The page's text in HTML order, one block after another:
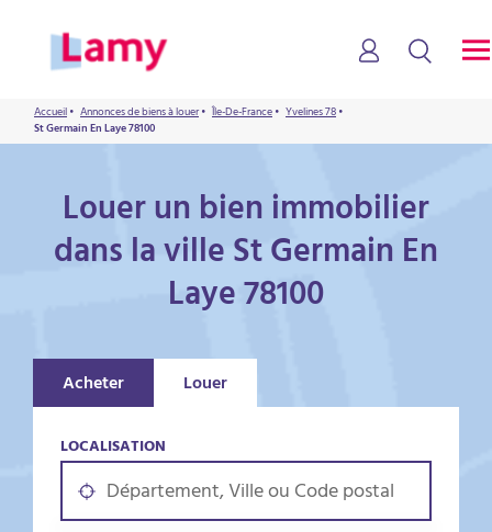
Accueil• Annonces de biens à louer• Île-De-France• Yvelines 78•
St Germain En Laye 78100
Louer un bien immobilier
dans la ville St Germain En
Laye 78100
Acheter Louer
LOCALISATION